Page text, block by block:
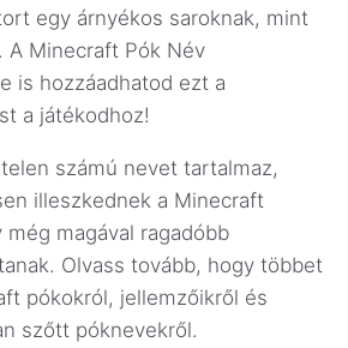
egy árnyékos saroknak, mint
A Minecraft Pók Név
is hozzáadhatod ezt a
a játékodhoz!
számú nevet tartalmaz,
illeszkednek a Minecraft
magával ragadóbb
Olvass tovább, hogy többet
pókokról, jellemzőikről és
szőtt póknevekről.